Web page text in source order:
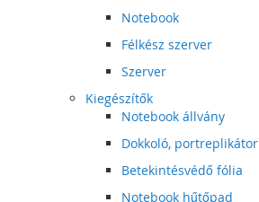
Notebook
Félkész szerver
Szerver
Kiegészítők
Notebook állvány
Dokkoló, portreplikátor
Betekintésvédő fólia
Notebook hűtőpad